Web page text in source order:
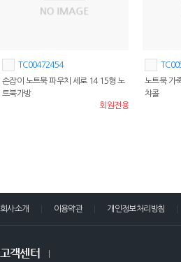
TC00472454
손잡이 노트북 파우치 세로 14 15형 노
트북가방
회원전용
노트북 가
챠콜
회사소개 이용약관 개인정보처리방침
고객센터